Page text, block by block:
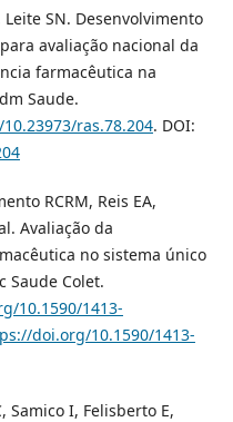
Leite SN. Desenvolvimento
avaliação nacional da
farmacêutica na
Saude.
ras.78.204. DOI:
RCRM, Reis EA,
Avaliação da
no sistema único
Saude Colet.
10.1590/1413-
doi.org/10.1590/1413-
Samico I, Felisberto E,